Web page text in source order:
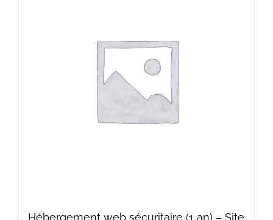
Hébergement web sécuritaire (1 an) – Site